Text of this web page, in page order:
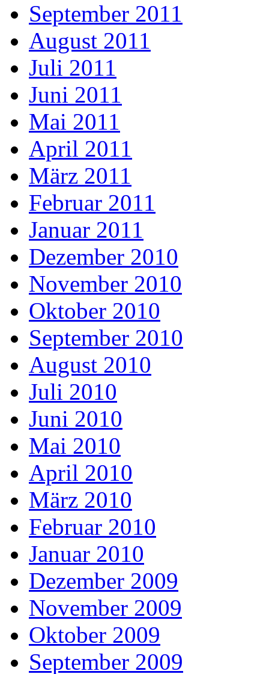
September 2011
August 2011
Juli 2011
Juni 2011
Mai 2011
April 2011
März 2011
Februar 2011
Januar 2011
Dezember 2010
November 2010
Oktober 2010
September 2010
August 2010
Juli 2010
Juni 2010
Mai 2010
April 2010
März 2010
Februar 2010
Januar 2010
Dezember 2009
November 2009
Oktober 2009
September 2009